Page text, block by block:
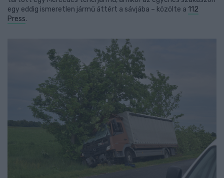
egy eddig ismeretlen jármű áttért a sávjába – közölte a 112
Press.